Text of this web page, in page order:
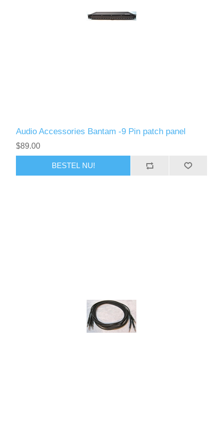
Audio Accessories Bantam -9 Pin patch panel
$89.00
BESTEL NU!